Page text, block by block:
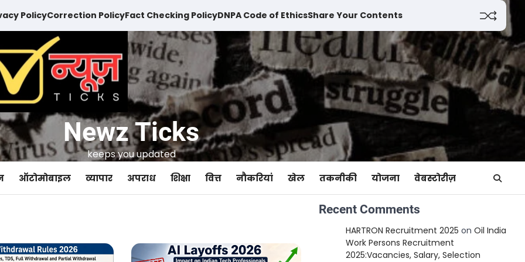
PolicyCorrection PolicyFact Checking PolicyDNPA Code of EthicsShare Your Contents
Newz Ticks
keeps you updated
ऑटोमोबाइल व्यापार अपराध शिक्षा वित्त नौकरियां खेल तकनीकी योजना वेबस्टोरीज़
Recent Comments
HARTRON Recruitment 2025 on Oil India
Work Persons Recruitment
2025:Vacancies, Salary, Selection